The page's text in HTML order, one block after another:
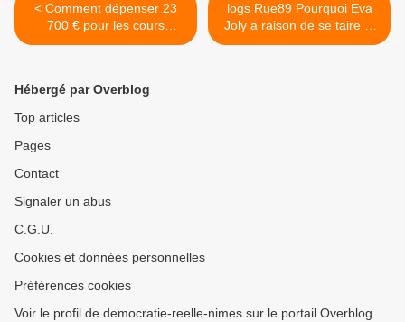
< Comment dépenser 23
700 € pour les cours
particuliers de deux enfants
logs Rue89 Pourquoi Eva
Joly a raison de se taire et
pourquoi elle doit vite parler
Hébergé par Overblog
Top articles
Pages
Contact
Signaler un abus
C.G.U.
Cookies et données personnelles
Préférences cookies
Voir le profil de democratie-reelle-nimes sur le portail Overblog